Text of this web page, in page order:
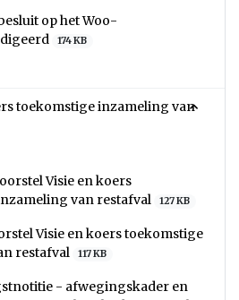
op het Woo-
174 KB
toekomstige inzameling van
Visie en koers
van restafval
127 KB
Visie en koers toekomstige
restafval
117 KB
- afwegingskader en